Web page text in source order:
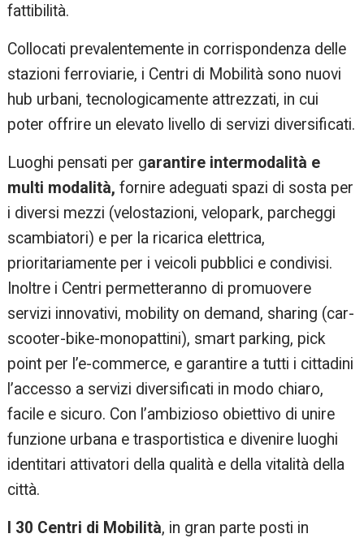
fattibilità.
Collocati prevalentemente in corrispondenza delle
stazioni ferroviarie, i Centri di Mobilità sono nuovi
hub urbani, tecnologicamente attrezzati, in cui
poter offrire un elevato livello di servizi diversificati.
Luoghi pensati per garantire intermodalità e
multi modalità, fornire adeguati spazi di sosta per
i diversi mezzi (velostazioni, velopark, parcheggi
scambiatori) e per la ricarica elettrica,
prioritariamente per i veicoli pubblici e condivisi.
Inoltre i Centri permetteranno di promuovere
servizi innovativi, mobility on demand, sharing (car-
scooter-bike-monopattini), smart parking, pick
point per l’e-commerce, e garantire a tutti i cittadini
l’accesso a servizi diversificati in modo chiaro,
facile e sicuro. Con l’ambizioso obiettivo di unire
funzione urbana e trasportistica e divenire luoghi
identitari attivatori della qualità e della vitalità della
città.
I 30 Centri di Mobilità, in gran parte posti in